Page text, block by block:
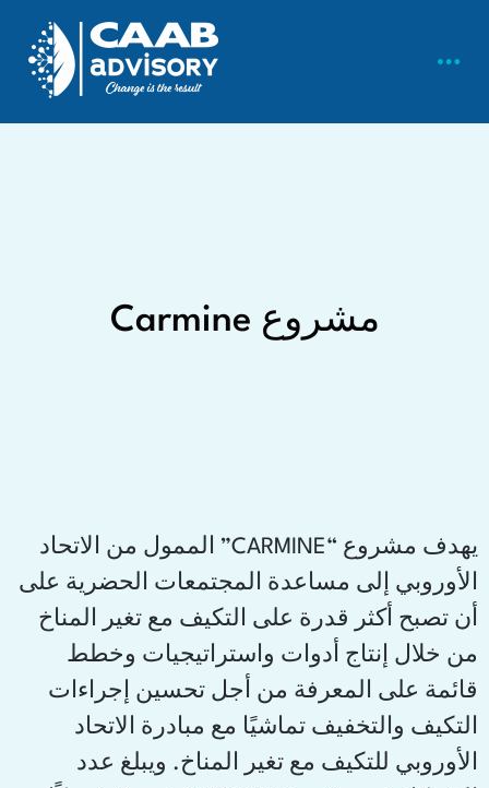
مشروع Carmine
يهدف مشروع “CARMINE” الممول من الاتحاد
الأوروبي إلى مساعدة المجتمعات الحضرية على
أن تصبح أكثر قدرة على التكيف مع تغير المناخ
من خلال إنتاج أدوات واستراتيجيات وخطط
قائمة على المعرفة من أجل تحسين إجراءات
التكيف والتخفيف تماشيًا مع مبادرة الاتحاد
الأوروبي للتكيف مع تغير المناخ. ويبلغ عدد